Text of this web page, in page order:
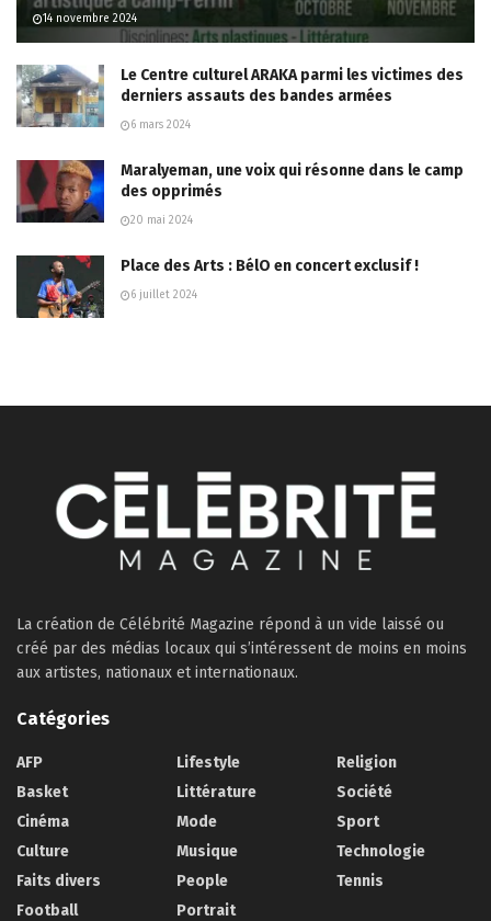
14 novembre 2024
Le Centre culturel ARAKA parmi les victimes des
derniers assauts des bandes armées
6 mars 2024
Maralyeman, une voix qui résonne dans le camp
des opprimés
20 mai 2024
Place des Arts : BélO en concert exclusif !
6 juillet 2024
La création de Célébrité Magazine répond à un vide laissé ou
créé par des médias locaux qui s’intéressent de moins en moins
aux artistes, nationaux et internationaux.
Catégories
AFP
Basket
Cinéma
Culture
Faits divers
Football
Lifestyle
Littérature
Mode
Musique
People
Portrait
Religion
Société
Sport
Technologie
Tennis